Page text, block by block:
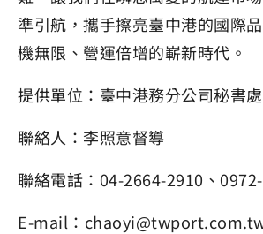
準引航，攜手擦亮臺中港的國際
機無限、營運倍增的嶄新時代。
提供單位：臺中港務分公司秘書處
聯絡人：李照意督導
聯絡電話：04-2664-2910、
E-mail：